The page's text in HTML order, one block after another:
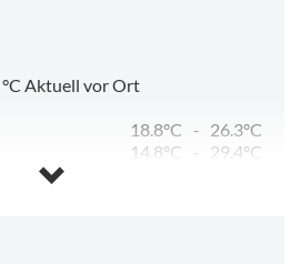
°C Aktuell vor Ort
18.8°C - 26.3°C
14.8°C -
29.4°C